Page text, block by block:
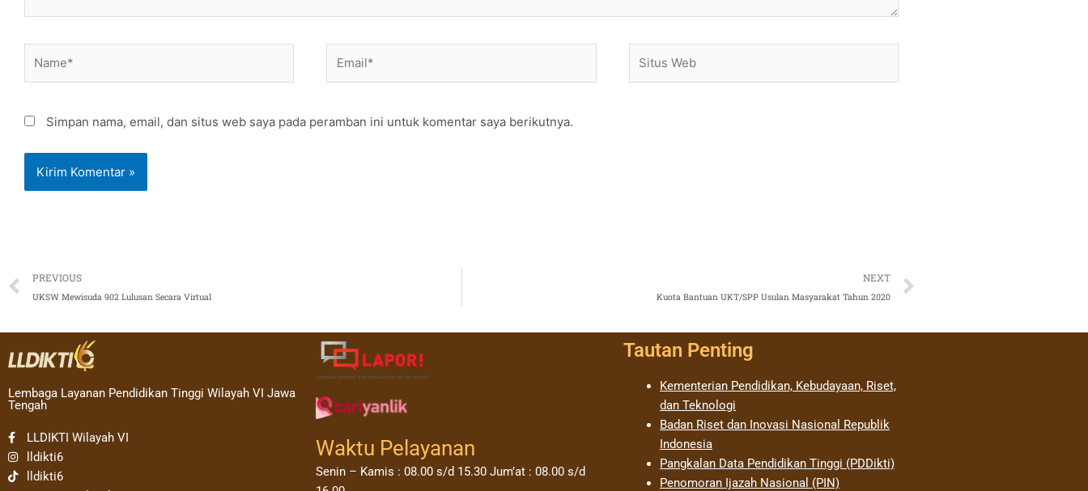
Web
Simpan nama, email, dan situs web saya pada peramban ini untuk komentar saya berikutnya.
Prev
PREVIOUS
UKSW Mewisuda 902 Lulusan Secara Virtual
NEXT
Kuota Bantuan UKT/SPP Usulan Masyarakat Tahun 2020
Lembaga Layanan Pendidikan Tinggi Wilayah VI Jawa
Tengah
LLDIKTI Wilayah VI
lldikti6
lldikti6
Waktu Pelayanan
Senin – Kamis : 08.00 s/d 15.30 Jum’at : 08.00 s/d
Tautan Penting
Kementerian Pendidikan, Kebudayaan, Riset,
dan Teknologi
Badan Riset dan Inovasi Nasional Republik
Indonesia
Pangkalan Data Pendidikan Tinggi (PDDikti)
Penomoran Ijazah Nasional (PIN)